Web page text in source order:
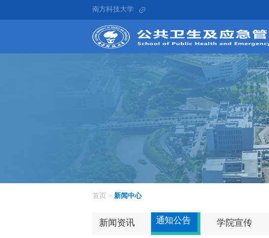
南方科技大学
首页 > 新闻中心
新闻资讯 通知公告 学院宣传